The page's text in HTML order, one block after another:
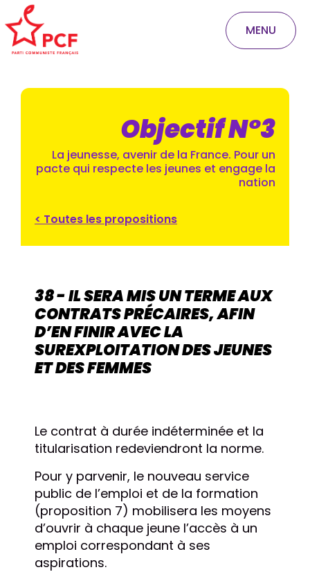
MENU
Objectif N°3
La jeunesse, avenir de la France. Pour un
pacte qui respecte les jeunes et engage la
nation
< Toutes les propositions
38 - IL SERA MIS UN TERME AUX
CONTRATS PRÉCAIRES, AFIN
D’EN FINIR AVEC LA
SUREXPLOITATION DES JEUNES
ET DES FEMMES
Le contrat à durée indéterminée et la
titularisation redeviendront la norme.
Pour y parvenir, le nouveau service
public de l’emploi et de la formation
(proposition 7) mobilisera les moyens
d’ouvrir à chaque jeune l’accès à un
emploi correspondant à ses
aspirations.